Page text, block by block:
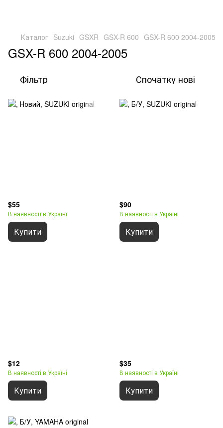
Каталог Suzuki GSXR GSX-R 600 GSX-R 600 2004-2005
GSX-R 600 2004-2005
Фільтр Спочатку нові
$55
В наявності в Україні
Купити
$90
В наявності в Україні
Купити
$12
В наявності в Україні
Купити
$35
В наявності в Україні
Купити